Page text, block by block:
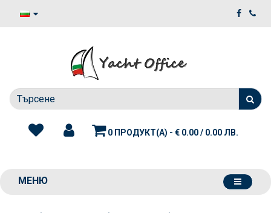
0 ПРОДУКТ(А) - € 0.00 / 0.00 ЛВ.
МЕНЮ